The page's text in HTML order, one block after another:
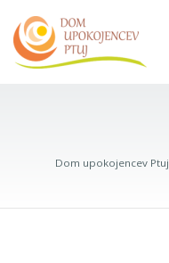
Dom upokojencev Ptuj